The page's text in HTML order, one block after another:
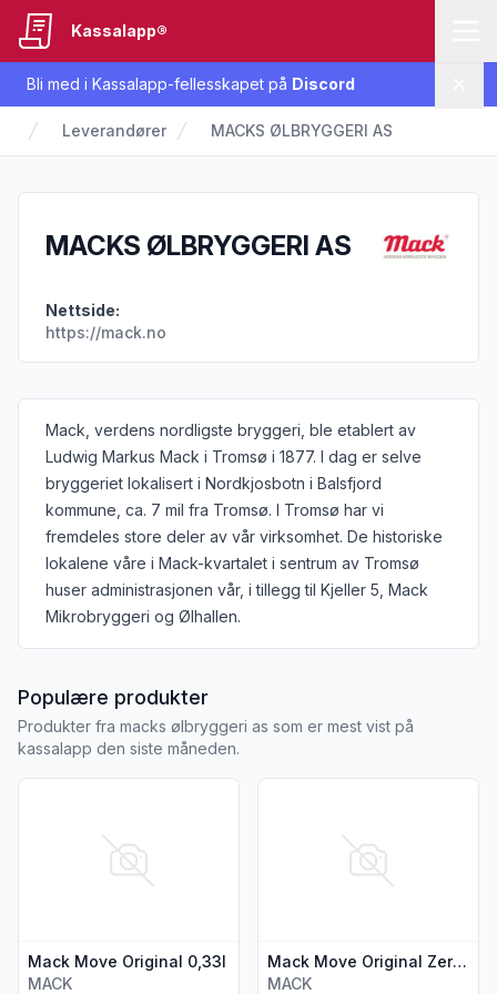
Bli med i Kassalapp-fellesskapet på Discord
Kassalapp®
Leverandører MACKS ØLBRYGGERI AS
MACKS ØLBRYGGERI AS
Nettside:
https://mack.no
Informasjon om leverandøren
Mack, verdens nordligste bryggeri, ble etablert av
Ludwig Markus Mack i Tromsø i 1877. I dag er selve
bryggeriet lokalisert i Nordkjosbotn i Balsfjord
kommune, ca. 7 mil fra Tromsø. I Tromsø har vi
fremdeles store deler av vår virksomhet. De historiske
lokalene våre i Mack-kvartalet i sentrum av Tromsø
huser administrasjonen vår, i tillegg til Kjeller 5, Mack
Mikrobryggeri og Ølhallen.
Populære produkterfra MACKS ØLBRYGGERI AS
Produkter fra macks ølbryggeri as som er mest vist på
kassalapp den siste måneden.
Mack Move Original 0,33l
MACK
Mack Move Original Zero 0,33l
MACK